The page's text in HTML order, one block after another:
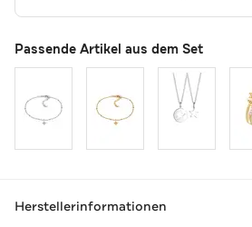
Passende Artikel aus dem Set
Herstellerinformationen